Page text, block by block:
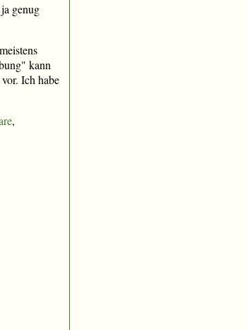
genug
kann
Ich habe
,